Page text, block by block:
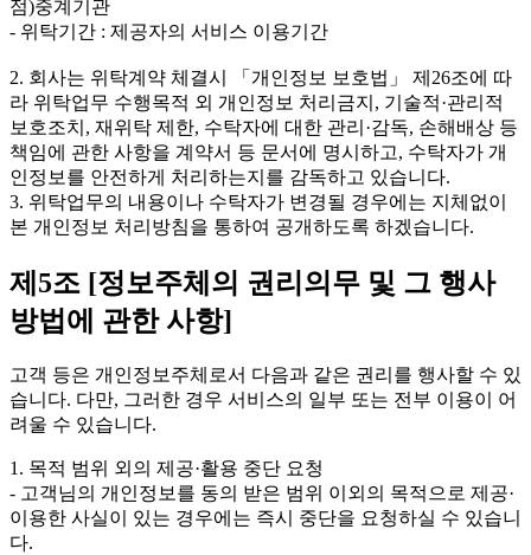
점)중계기관
- 위탁기간 : 제공자의 서비스 이용기간
2. 회사는 위탁계약 체결시 「개인정보 보호법」 제26조에 따
라 위탁업무 수행목적 외 개인정보 처리금지, 기술적·관리적
보호조치, 재위탁 제한, 수탁자에 대한 관리·감독, 손해배상 등
책임에 관한 사항을 계약서 등 문서에 명시하고, 수탁자가 개
인정보를 안전하게 처리하는지를 감독하고 있습니다.
3. 위탁업무의 내용이나 수탁자가 변경될 경우에는 지체없이
본 개인정보 처리방침을 통하여 공개하도록 하겠습니다.
제5조 [정보주체의 권리의무 및 그 행사
방법에 관한 사항]
고객 등은 개인정보주체로서 다음과 같은 권리를 행사할 수 있
습니다. 다만, 그러한 경우 서비스의 일부 또는 전부 이용이 어
려울 수 있습니다.
1. 목적 범위 외의 제공·활용 중단 요청
- 고객님의 개인정보를 동의 받은 범위 이외의 목적으로 제공·
이용한 사실이 있는 경우에는 즉시 중단을 요청하실 수 있습니
다.